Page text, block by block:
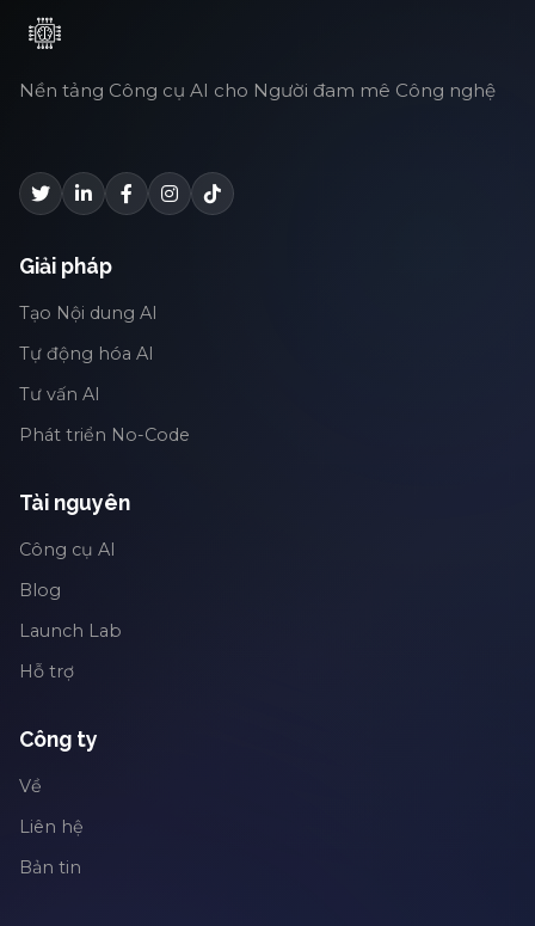
Nền tảng Công cụ AI cho Người đam mê Công nghệ
Giải pháp
Tạo Nội dung AI
Tự động hóa AI
Tư vấn AI
Phát triển No-Code
Tài nguyên
Công cụ AI
Blog
Launch Lab
Hỗ trợ
Công ty
Về
Liên hệ
Bản tin